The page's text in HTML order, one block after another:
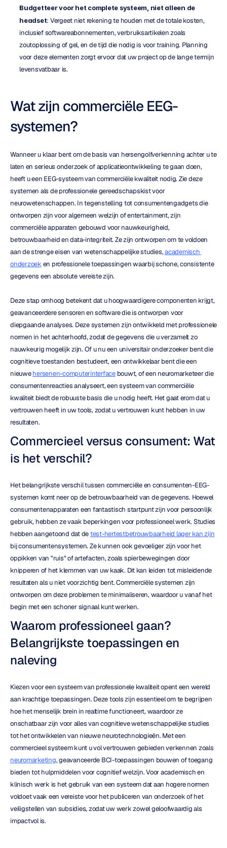
Budgetteer voor het complete systeem, niet alleen de
headset: Vergeet niet rekening te houden met de totale kosten,
inclusief softwareabonnementen, verbruiksartikelen zoals
zoutoplossing of gel, en de tijd die nodig is voor training. Planning
voor deze elementen zorgt ervoor dat uw project op de lange termijn
levensvatbaar is.
Wat zijn commerciële EEG-
systemen?
Wanneer u klaar bent om de basis van hersengolfverkenning achter u te
laten en serieus onderzoek of applicatieontwikkeling te gaan doen,
heeft u een EEG-systeem van commerciële kwaliteit nodig. Zie deze
systemen als de professionele gereedschapskist voor
neurowetenschappen. In tegenstelling tot consumentengadgets die
ontworpen zijn voor algemeen welzijn of entertainment, zijn
commerciële apparaten gebouwd voor nauwkeurigheid,
betrouwbaarheid en data-integriteit. Ze zijn ontworpen om te voldoen
aan de strenge eisen van wetenschappelijke studies, academisch
onderzoek en professionele toepassingen waarbij schone, consistente
gegevens een absolute vereiste zijn.
Deze stap omhoog betekent dat u hoogwaardigere componenten krijgt,
geavanceerdere sensoren en software die is ontworpen voor
diepgaande analyses. Deze systemen zijn ontwikkeld met professionele
normen in het achterhoofd, zodat de gegevens die u verzamelt zo
nauwkeurig mogelijk zijn. Of u nu een universitair onderzoeker bent die
cognitieve toestanden bestudeert, een ontwikkelaar bent die een
nieuwe hersenen-computerinterface bouwt, of een neuromarketeer die
consumentenreacties analyseert, een systeem van commerciële
kwaliteit biedt de robuuste basis die u nodig heeft. Het gaat erom dat u
vertrouwen heeft in uw tools, zodat u vertrouwen kunt hebben in uw
resultaten.
Commercieel versus consument: Wat
is het verschil?
Het belangrijkste verschil tussen commerciële en consumenten-EEG-
systemen komt neer op de betrouwbaarheid van de gegevens. Hoewel
consumentenapparaten een fantastisch startpunt zijn voor persoonlijk
gebruik, hebben ze vaak beperkingen voor professioneel werk. Studies
hebben aangetoond dat de test-hertestbetrouwbaarheid lager kan zijn
bij consumentensystemen. Ze kunnen ook gevoeliger zijn voor het
oppikken van "ruis" of artefacten, zoals spierbewegingen door
knipperen of het klemmen van uw kaak. Dit kan leiden tot misleidende
resultaten als u niet voorzichtig bent. Commerciële systemen zijn
ontworpen om deze problemen te minimaliseren, waardoor u vanaf het
begin met een schoner signaal kunt werken.
Waarom professioneel gaan?
Belangrijkste toepassingen en
naleving
Kiezen voor een systeem van professionele kwaliteit opent een wereld
aan krachtige toepassingen. Deze tools zijn essentieel om te begrijpen
hoe het menselijk brein in realtime functioneert, waardoor ze
onschatbaar zijn voor alles van cognitieve wetenschappelijke studies
tot het ontwikkelen van nieuwe neurotechnologieën. Met een
neuromarketing, geavanceerde BCI-toepassingen bouwen of toegang
bieden tot hulpmiddelen voor cognitief welzijn. Voor academisch en
klinisch werk is het gebruik van een systeem dat aan hogere normen
voldoet vaak een vereiste voor het publiceren van onderzoek of het
veiligstellen van subsidies, zodat uw werk zowel geloofwaardig als
impactvol is.